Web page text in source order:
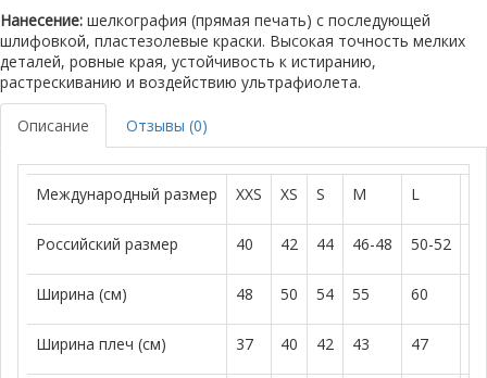
Нанесение: шелкография (прямая печать) с последующей
шлифовкой, пластезолевые краски. Высокая точность мелких
деталей, ровные края, устойчивость к истиранию,
растрескиванию и воздействию ультрафиолета.
Описание Отзывы (0)
Международный размер XXS XS S M L
Российский размер 40 42 44 46-48 50-52
Ширина (см) 48 50 54 55 60
Ширина плеч (см) 37 40 42 43 47